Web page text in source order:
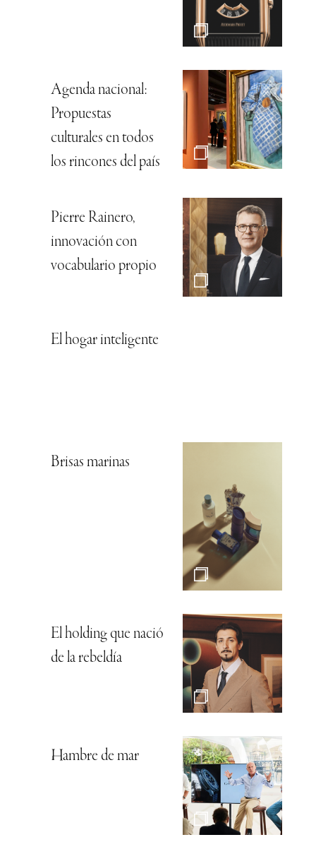
Agenda nacional:
Propuestas
culturales en todos
los rincones del país
Pierre Rainero,
innovación con
vocabulario propio
El hogar inteligente
Brisas marinas
El holding que nació
de la rebeldía
Hambre de mar